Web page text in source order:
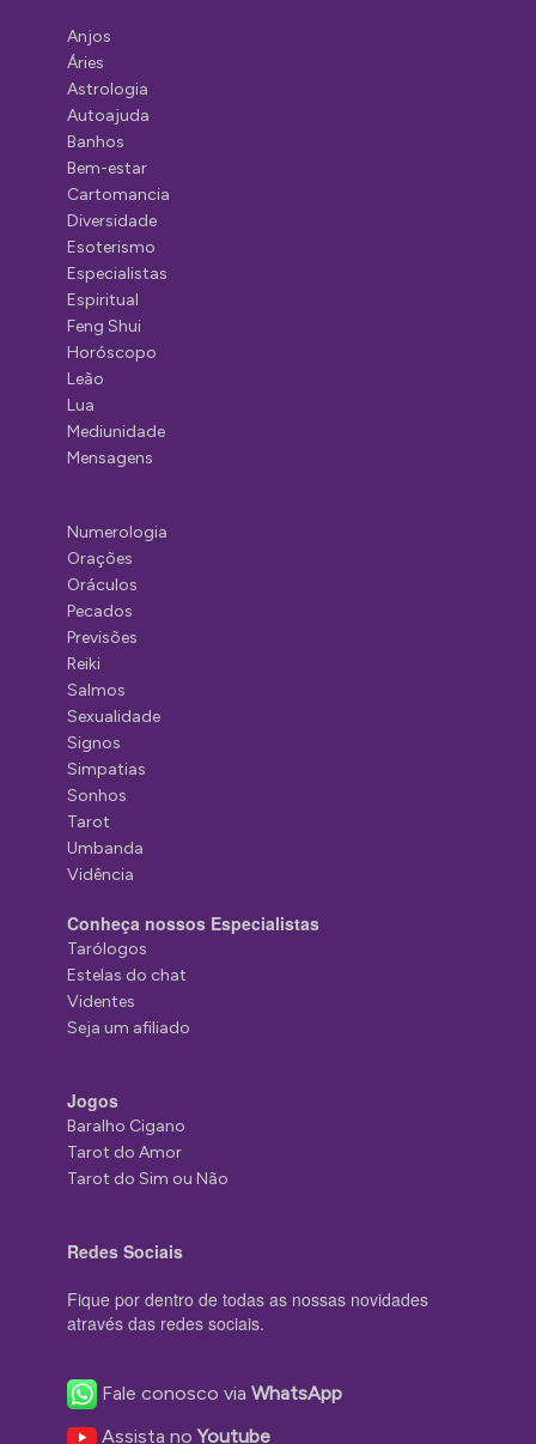
Anjos
Áries
Astrologia
Autoajuda
Banhos
Bem-estar
Cartomancia
Diversidade
Esoterismo
Especialistas
Espiritual
Feng Shui
Horóscopo
Leão
Lua
Mediunidade
Mensagens
Numerologia
Orações
Oráculos
Pecados
Previsões
Reiki
Salmos
Sexualidade
Signos
Simpatias
Sonhos
Tarot
Umbanda
Vidência
Conheça nossos Especialistas
Tarólogos
Estelas do chat
Videntes
Seja um afiliado
Jogos
Baralho Cigano
Tarot do Amor
Tarot do Sim ou Não
Redes Sociais
Fique por dentro de todas as nossas novidades
através das redes sociais.
Fale conosco viaWhatsApp
Assista noYoutube